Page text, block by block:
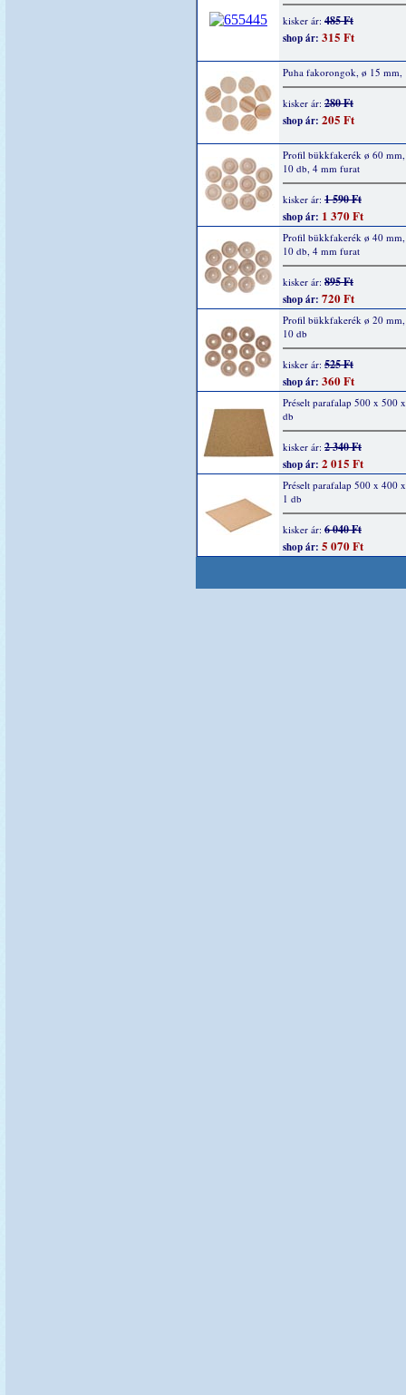
kisker ár: 485 Ft
shop ár: 315 Ft
Puha fakorongok, ø 15 mm,
kisker ár: 280 Ft
shop ár: 205 Ft
Profil bükkfakerék ø 60
10 db, 4 mm furat
kisker ár: 1 590 Ft
shop ár: 1 370 Ft
Profil bükkfakerék ø 40
10 db, 4 mm furat
kisker ár: 895 Ft
shop ár: 720 Ft
Profil bükkfakerék ø 20
10 db
kisker ár: 525 Ft
shop ár: 360 Ft
Préselt parafalap 500 x 500
db
kisker ár: 2 340 Ft
shop ár: 2 015 Ft
Préselt parafalap 500 x 400
1 db
kisker ár: 6 040 Ft
shop ár: 5 070 Ft